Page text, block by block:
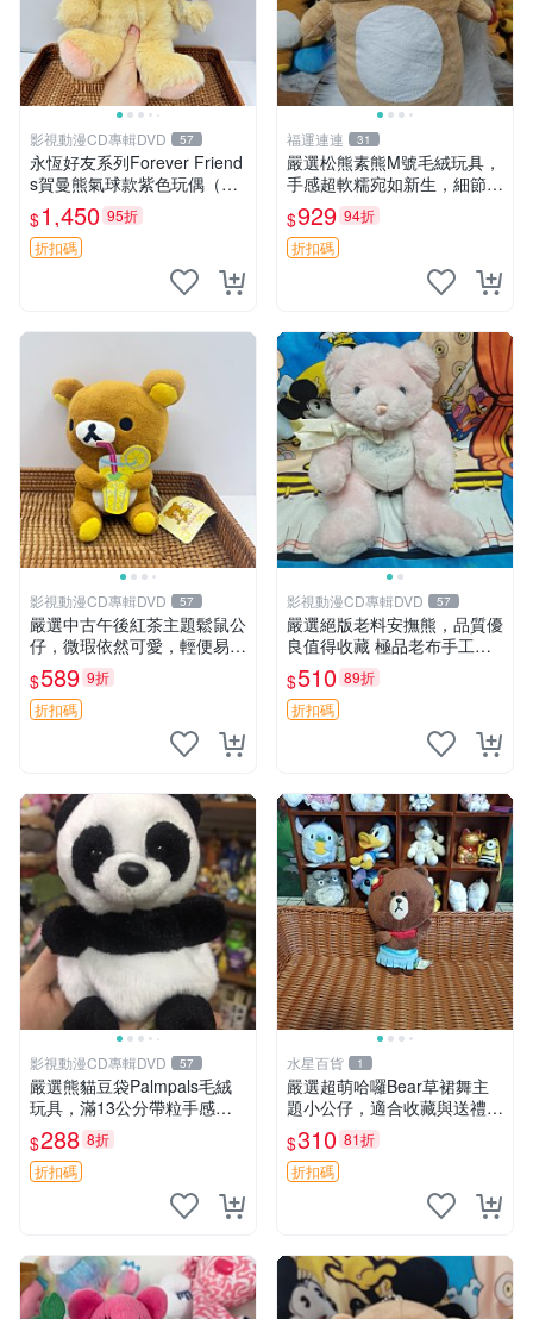
影視動漫CD專輯DVD 57
永恆好友系列Forever Friend
s賀曼熊氣球款紫色玩偶（鼻
子稍有磨損） 中古玩具 氣球
熊 玩偶
$1,450 95折
折扣碼
福運連連 31
嚴選松熊素熊M號毛絨玩具，
手感超軟糯宛如新生，細節精
緻完美無瑕，推薦送禮或珍
藏，中古狀態保養得宜。 松
熊 素熊 毛絨doll
$929 94折
折扣碼
影視動漫CD專輯DVD 57
嚴選中古午後紅茶主題鬆鼠公
仔，微瑕依然可愛，輕便易運
送 二手收藏推薦 工廠直營 快
遞到府 中古 玩偶 公仔
$589 9折
折扣碼
影視動漫CD專輯DVD 57
嚴選絕版老料安撫熊，品質優
良值得收藏 極品老布手工安
撫搖鈴玩具，適合哄睡寶貝
超柔老料搖鈴熊，專為孩子設
計的安心伴護 推薦絕版老布
製工藝搖鈴熊，可當作童
$510 89折
折扣碼
影視動漫CD專輯DVD 57
嚴選熊貓豆袋Palmpals毛絨
玩具，滿13公分帶粒手感極
佳，電影主題周邊推薦 熊貓
Palmpals 毛絨玩具 豆袋 劇場
版周邊
$288 8折
折扣碼
水星百貨 1
嚴選超萌哈囉Bear草裙舞主
題小公仔，適合收藏與送禮 1
00 克 哈囉Bear 草裙舞
$310 81折
折扣碼